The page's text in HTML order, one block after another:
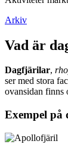
Arkiv
Vad är
Dagfjärilar,
ser med stora
ovansidan finns
Exempel